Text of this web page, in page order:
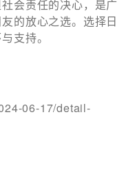
会责任的决心，是广
的放心之选。选择日
支持。
06-17/detail-